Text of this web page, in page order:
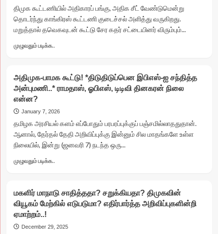
படியாததால்
பிரேமலதா
கூட்டணி
சஸ்பென்ஸ்..!
தேமுதிகவின்
கடலூர்
திமுக கூட்டணியில் அதிகாரப் பங்கு, அதிக சீட் வேண்டுமென்று
தொடர்ந்து காங்கிரஸ் கூட்டணி குடைச்சல் அளித்து வருகிறது.
மறுத்தால் தவெகவுடன் கூட்டு சேர கதர் சட்டையினர் விரும்பும்...
முழுவதும் படிக்க..
காங்கிரஸ்
உடையுமா?
*
குடைச்சலால்
பலே
திட்டம்..*
கூட்டணி
இருக்க
அதிமுக-பாமக கூட்டு! *திடுதிடுப்பென இபிஎஸ்-ஐ சந்தித்த
அன்புமணி..* ராமதாஸ், ஓபிஎஸ், டிடிவி தினகரன் நிலை
என்ன?
January 7, 2026
தமிழக அரசியல் களம் எப்போதும் பரபரப்புக்குப் பஞ்சமில்லாததுதான்.
ஆனால், தேர்தல் தேதி அறிவிப்புக்கு இன்னும் சில மாதங்களே உள்ள
நிலையில், இன்று (ஜனவரி 7) நடந்த ஒரு...
முழுவதும் படிக்க..
பாமக
கூட்டு!
இபிஎஸ்-
மகளிர் மாநாடு சாதித்ததா? சறுக்கியதா? திமுகவின்
வியூகம் மேற்கில் எடுபடுமா? எதிர்பார்த்த அறிவிப்புகளின்றி
ஏமாற்றம்..!
December 29, 2025